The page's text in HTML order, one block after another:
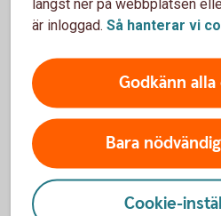
Volvo x8
BULL VOLVO
X8 SW
Volvo x8
X8 SW 2
Volvo x8
BULL VOLVO
X8 SW 3
längst ner på webbplatsen
är inloggad. Så hanterar vi
Godkänn
Bara
Cookie-